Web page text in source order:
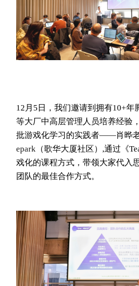
12月5日，我们邀请到拥有10+年
等大厂中高层管理人员培养经验
批游戏化学习的实践者——肖晔
epark（歌华大厦社区）,通过《
戏化的课程方式，带领大家代入
团队的最佳合作方式。